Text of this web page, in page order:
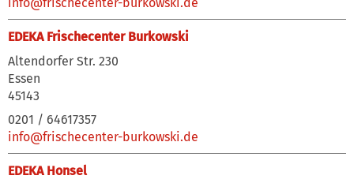
info@frischecenter-burkowski.de
EDEKA Frischecenter Burkowski
Altendorfer Str. 230
Essen
45143
0201 / 64617357
info@frischecenter-burkowski.de
EDEKA Honsel